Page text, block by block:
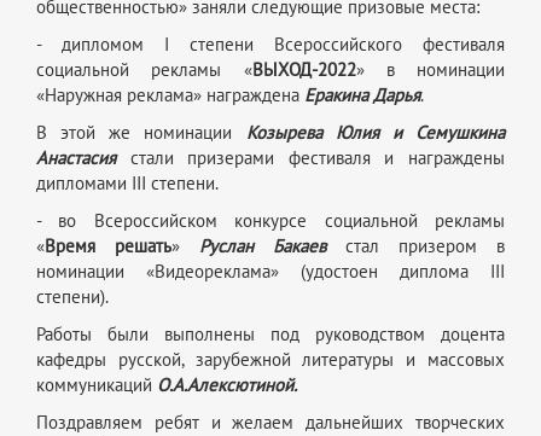
общественностью» заняли следующие призовые места:
- дипломом I степени Всероссийского фестиваля
социальной рекламы «ВЫХОД-2022» в номинации
«Наружная реклама» награждена Еракина Дарья.
В этой же номинации Козырева Юлия и Семушкина
Анастасиястали призерами фестиваля и награждены
дипломами III степени.
- во Всероссийском конкурсе социальной рекламы
«Время решать» Руслан Бакаевстал призером
в
номинации «Видеореклама» (удостоен диплома III
степени).
Работы были выполнены под руководством доцента
кафедры русской, зарубежной литературы и массовых
коммуникаций О.А.Алексютиной.
Поздравляем ребят и желаем дальнейших творческих